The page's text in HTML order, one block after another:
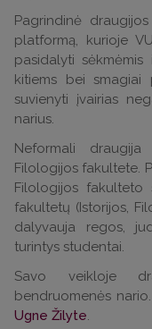
Pagrindinė
platformą, kurioje
pasidalyti
kitiems bei smagiai
suvienyti įvairias
narius.
Neformali
Filologijos fakultete.
Filologijos fakulteto
fakultetų (Istorijos,
dalyvauja regos,
turintys studentai.
Savo veikloje
bendruomenės
Ugne Žilyte.